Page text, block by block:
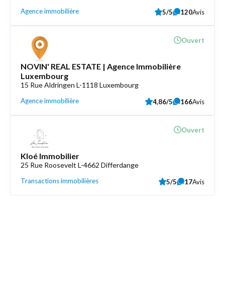
Agence immobilière 5/5 120Avis
NOVIN' REAL ESTATE | Agence Immobilière
Luxembourg
15 Rue Aldringen L-1118 Luxembourg
Agence immobilière
Ouvert
4,86/5 166Avis
Kloé Immobilier
25 Rue Roosevelt L-4662 Differdange
Transactions immobilières
Ouvert
5/5 17Avis